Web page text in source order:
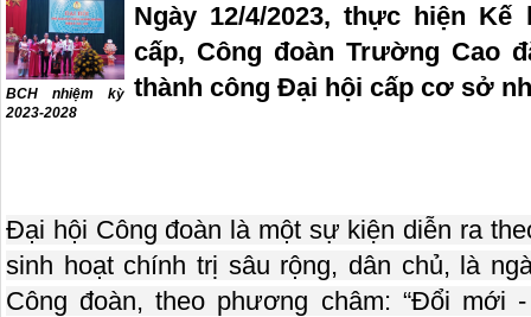
BCH nhiệm kỳ
2023-2028
Ngày 12/4/2023, thực hiện
cấp, Công đoàn Trường Cao
thành công Đại hội cấp cơ sở
Đại hội Công đoàn là một sự kiện diễn ra
sinh hoạt chính trị sâu rộng, dân chủ, là
Công đoàn, theo phương châm: “Đổi